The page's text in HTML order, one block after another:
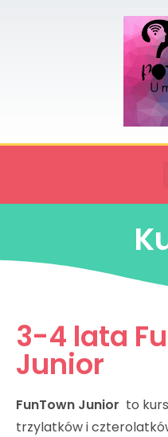
3-4 lata
Junior
FunTown Junior to
trzylatków i